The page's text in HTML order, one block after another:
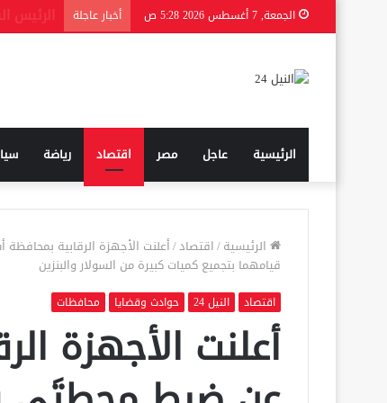
الجمعة, 7 أغسطس 2026 5:28 ص أخبار عاجلة
الرئيسية عاجل مصر اقتصاد رياضة
الرئيسية/اقتصاد/أعلنت الأجهزة الرقابية
قيامهما بتجميع كميات كبيرة من السولار والبنزين
اقتصاد النيل 24 حوادث وقضايا محافظات
أعلنت الأجهزة